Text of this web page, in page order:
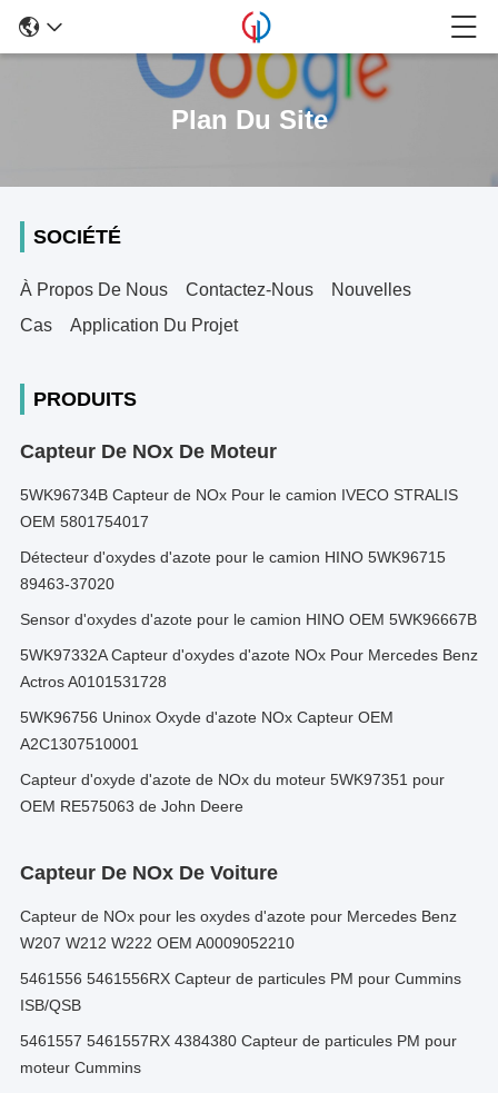
Plan Du Site
SOCIÉTÉ
À Propos De Nous Contactez-Nous
Nouvelles
Cas
Application Du Projet
PRODUITS
Capteur De NOx De Moteur
5WK96734B Capteur de NOx Pour le camion IVECO STRALIS
OEM 5801754017
Détecteur d'oxydes d'azote pour le camion HINO 5WK96715
89463-37020
Sensor d'oxydes d'azote pour le camion HINO OEM 5WK96667B
5WK97332A Capteur d'oxydes d'azote NOx Pour Mercedes Benz
Actros A0101531728
5WK96756 Uninox Oxyde d'azote NOx Capteur OEM
A2C1307510001
Capteur d'oxyde d'azote de NOx du moteur 5WK97351 pour
OEM RE575063 de John Deere
Capteur De NOx De Voiture
Capteur de NOx pour les oxydes d'azote pour Mercedes Benz
W207 W212 W222 OEM A0009052210
5461556 5461556RX Capteur de particules PM pour Cummins
ISB/QSB
5461557 5461557RX 4384380 Capteur de particules PM pour
moteur Cummins